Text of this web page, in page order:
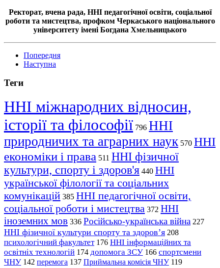
Ректорат, вчена рада, ННІ педагогічної освіти, соціальної
роботи та мистецтва, профком Черкаського національного
університету імені Богдана Хмельницького
Попередня
Наступна
Теги
ННІ міжнародних відносин,
історії та філософії 796 ННІ
природничих та аграрних наук 570 ННІ
економіки і права 511 ННІ фізичної
культури, спорту і здоров'я 440 ННІ
української філології та соціальних
комунікацій 385 ННІ педагогічної освіти,
соціальної роботи і мистецтва 372 ННІ
іноземних мов 336 Російсько-українська війна 227
ННІ фізичної культури спорту та здоров’я 208
психологічний факультет 176 ННІ інформаційних та
освітніх технологій 174 допомога ЗСУ 166 спортсмени
ЧНУ 142 перемога 137 Приймальна комісія ЧНУ 119